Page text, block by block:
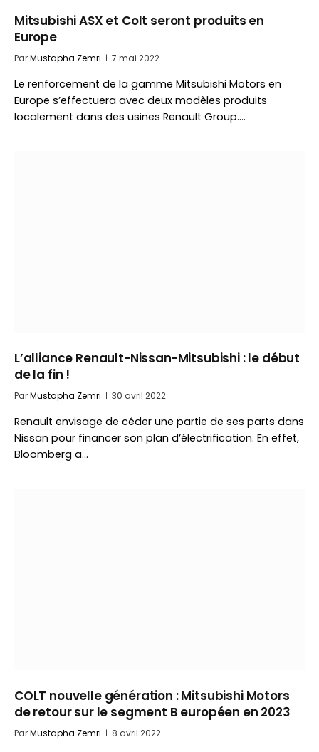
Mitsubishi ASX et Colt seront produits en
Europe
ParMustapha Zemri 7 mai 2022
Le renforcement de la gamme Mitsubishi Motors en
Europe s’effectuera avec deux modèles produits
localement dans des usines Renault Group.…
L’alliance Renault-Nissan-Mitsubishi : le début
de la fin !
ParMustapha Zemri 30 avril 2022
Renault envisage de céder une partie de ses parts dans
Nissan pour financer son plan d’électrification. En effet,
Bloomberg a…
COLT nouvelle génération : Mitsubishi Motors
de retour sur le segment B européen en 2023
ParMustapha Zemri 8 avril 2022